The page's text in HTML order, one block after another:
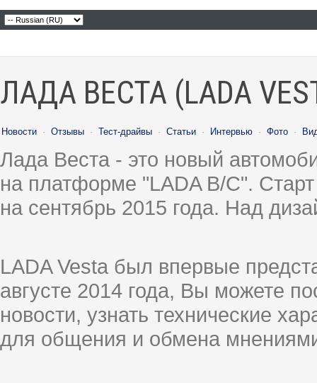
ЛАДА ВЕСТА (LADA
Новости · Отзывы · Тест-драйвы · Статьи · Интервью · Фото ·
Лада Веста - это новый
на платформе "LADA B/C".
на сентябрь 2015 года. Над
LADA Vesta был впервые
августе 2014 года, Вы можете
новости, узнать технические
для общения и обмена